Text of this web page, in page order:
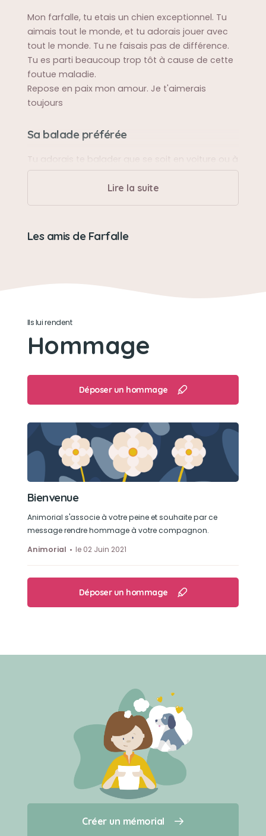
Créer un mémorial
Qui sommes-nous ?
Mon farfalle, tu etais un chien exceptionnel. Tu
aimais tout le monde, et tu adorais jouer avec
tout le monde. Tu ne faisais pas de différence.
Tu es parti beaucoup trop tôt à cause de cette
foutue maladie.
Repose en paix mon amour. Je t'aimerais
toujours
Sa balade préférée
Tu adorais te balader que se soit en voiture ou à
pieds.
Sa bêtise préférée
Gratter dans le jardin et déchirer des vêtements
Tu etais doux, gentil, affectueux et surtout tu
etais mon pot de colle et j'adorais ça.
Les cordes
Son loisir préféré
Lire la suite
Les amis de Farfalle
Ils lui rendent
Hommage
Déposer un hommage
Bienvenue
Animorial s'associe à votre peine et souhaite par ce
message rendre hommage à votre compagnon.
Animorial
le 02 Juin 2021
Déposer un hommage
Créer un mémorial